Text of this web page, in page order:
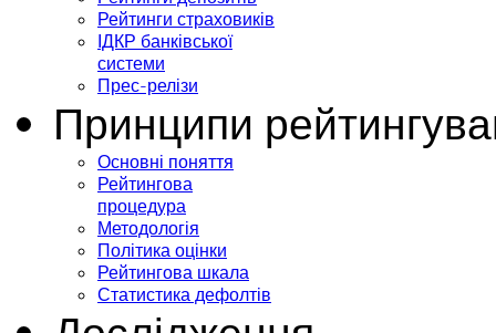
Рейтинги страховиків
ІДКР банківської
системи
Прес-релізи
Принципи
Основні поняття
Рейтингова
процедура
Методологія
Політика оцінки
Рейтингова шкала
Статистика дефолтів